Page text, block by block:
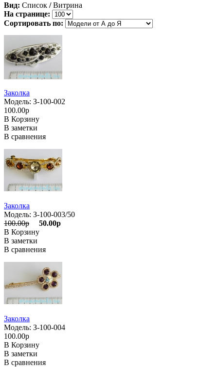
Вид: Список / Витрина
На странице:
Сортировать по:
Заколка
Модель: З-100-002
100.00р
В Корзину
В заметки
В сравнения
Заколка
Модель: З-100-003/50
100.00р
50.00р
В Корзину
В заметки
В сравнения
Заколка
Модель: З-100-004
100.00р
В Корзину
В заметки
В сравнения